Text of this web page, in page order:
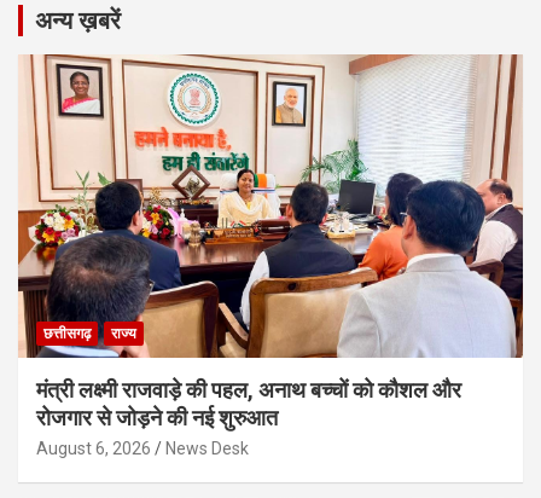
अन्य ख़बरें
छत्तीसगढ़ राज्य
मंत्री लक्ष्मी राजवाड़े की पहल, अनाथ बच्चों को कौशल और
रोजगार से जोड़ने की नई शुरुआत
August 6, 2026 News Desk